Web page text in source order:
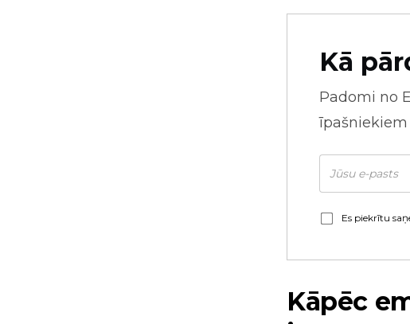
Kā
Padomi no
Es piekrītu
Kāpēc